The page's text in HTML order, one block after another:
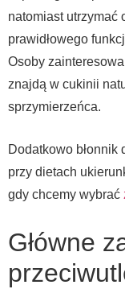
natomiast utrzymać
prawidłowego
Osoby
znajdą w cukinii
sprzymierzeńca.
Dodatkowo błonnik
przy dietach
gdy chcemy wybrać
Główne